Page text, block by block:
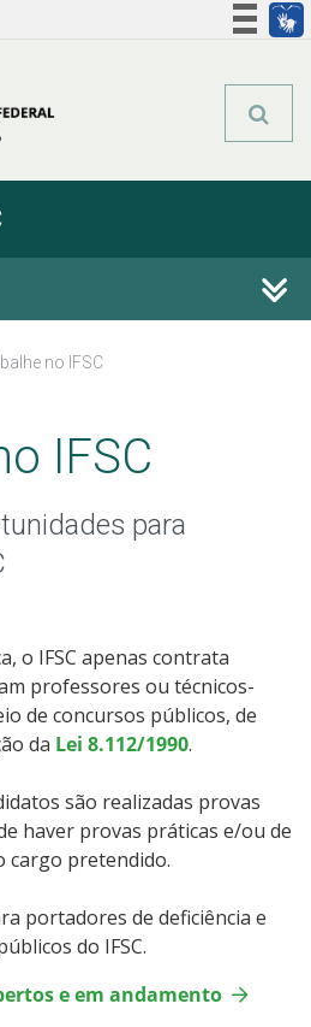
no IFSC
IFSC
para
o IFSC apenas contrata
professores ou técnicos-
de concursos públicos, de
da Lei 8.112/1990.
são realizadas provas
haver provas práticas e/ou de
cargo pretendido.
portadores de deficiência e
do IFSC.
e em andamento